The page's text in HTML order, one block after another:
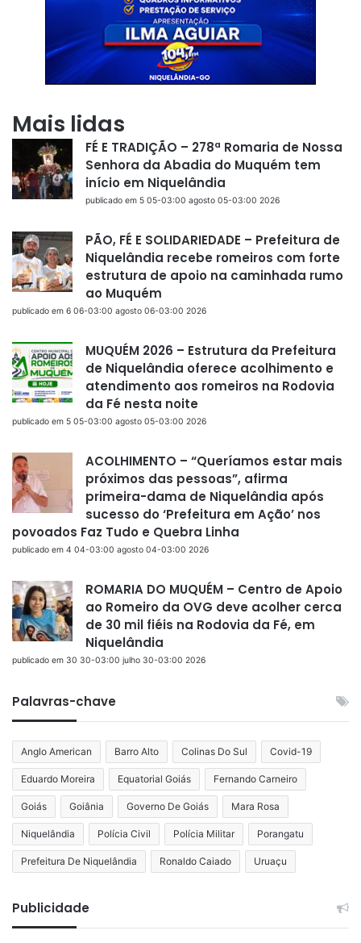
Mais lidas
FÉ E TRADIÇÃO – 278ª Romaria de Nossa
Senhora da Abadia do Muquém tem
início em Niquelândia
publicado em 5 05-03:00 agosto 05-03:00 2026
PÃO, FÉ E SOLIDARIEDADE – Prefeitura de
Niquelândia recebe romeiros com forte
estrutura de apoio na caminhada rumo
ao Muquém
publicado em 6 06-03:00 agosto 06-03:00 2026
MUQUÉM 2026 – Estrutura da Prefeitura
de Niquelândia oferece acolhimento e
atendimento aos romeiros na Rodovia
da Fé nesta noite
publicado em 5 05-03:00 agosto 05-03:00 2026
ACOLHIMENTO – “Queríamos estar mais
próximos das pessoas”, afirma
primeira-dama de Niquelândia após
sucesso do ‘Prefeitura em Ação’ nos
povoados Faz Tudo e Quebra Linha
publicado em 4 04-03:00 agosto 04-03:00 2026
ROMARIA DO MUQUÉM – Centro de Apoio
ao Romeiro da OVG deve acolher cerca
de 30 mil fiéis na Rodovia da Fé, em
Niquelândia
publicado em 30 30-03:00 julho 30-03:00 2026
Palavras-chave
Anglo American Barro Alto Colinas Do Sul Covid-19
Eduardo Moreira Equatorial Goiás Fernando Carneiro
Goiás Goiânia Governo De Goiás Mara Rosa
Niquelândia Polícia Civil Polícia Militar Porangatu
Prefeitura De Niquelândia Ronaldo Caiado Uruaçu
Publicidade